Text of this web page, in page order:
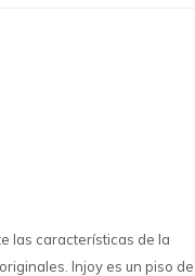
las características de la
Injoy es un piso de